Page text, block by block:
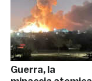
Guerra, la